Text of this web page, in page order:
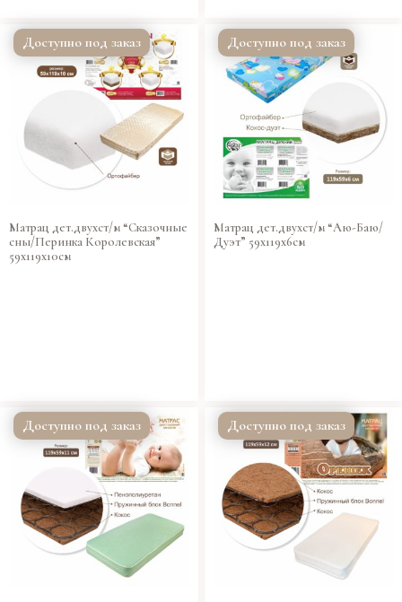
Доступно под заказ
Матрац дет.двухст/м “Сказочные
сны/Перинка Королевская”
59х119х10см
Доступно под заказ
Матрац дет.двухст/м “Аю-Баю/
Дуэт” 59х119х6см
Доступно под заказ Доступно под заказ